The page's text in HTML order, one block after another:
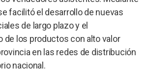
facilitó el desarrollo de nuevas
de largo plazo y el
de los productos con alto valor
en las redes de distribución
nacional.